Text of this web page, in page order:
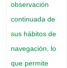
observación
continuada de
sus hábitos de
navegación, lo
que permite